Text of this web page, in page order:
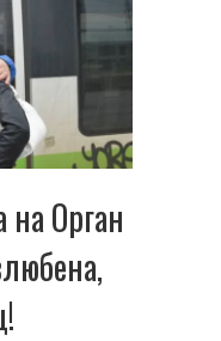
на Орган